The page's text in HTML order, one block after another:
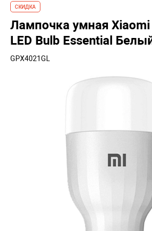
СКИДКА
Лампочка умная
LED Bulb Essential
GPX4021GL